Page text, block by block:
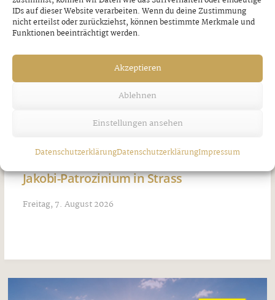
IDs auf dieser Website verarbeiten. Wenn du deine Zustimmung
nicht erteilst oder zurückziehst, können bestimmte Merkmale und
Funktionen beeinträchtigt werden.
Akzeptieren
Ablehnen
Einstellungen ansehen
DatenschutzerklärungDatenschutzerklärungImpressum
Jakobi-Patrozinium in Strass
Freitag, 7. August 2026